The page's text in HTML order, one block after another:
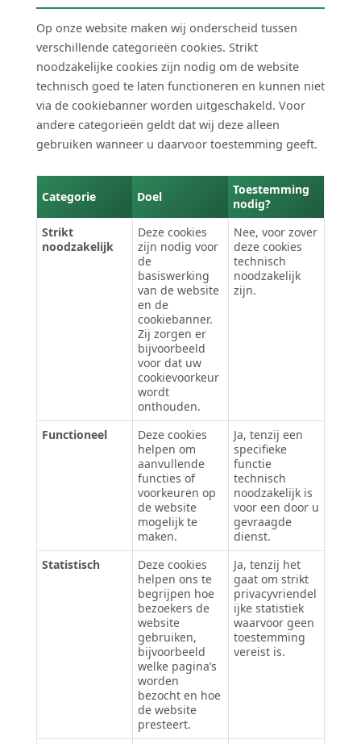
Op onze website maken wij onderscheid tussen
verschillende categorieën cookies. Strikt
noodzakelijke cookies zijn nodig om de website
technisch goed te laten functioneren en kunnen niet
via de cookiebanner worden uitgeschakeld. Voor
andere categorieën geldt dat wij deze alleen
gebruiken wanneer u daarvoor toestemming geeft.
Categorie Doel
Toestemming
nodig?
Strikt
noodzakelijk
Deze cookies
zijn nodig voor
de
basiswerking
van de website
en de
cookiebanner.
Zij zorgen er
bijvoorbeeld
voor dat uw
cookievoorkeur
wordt
onthouden.
Nee, voor zover
deze cookies
technisch
noodzakelijk
zijn.
Functioneel
Deze cookies
helpen om
aanvullende
functies of
voorkeuren op
de website
mogelijk te
maken.
Ja, tenzij een
specifieke
functie
technisch
noodzakelijk is
voor een door u
gevraagde
dienst.
Statistisch
Deze cookies
helpen ons te
begrijpen hoe
bezoekers de
website
gebruiken,
bijvoorbeeld
welke pagina’s
worden
bezocht en hoe
de website
presteert.
Ja, tenzij het
gaat om strikt
privacyvriendel
ijke statistiek
waarvoor geen
toestemming
vereist is.